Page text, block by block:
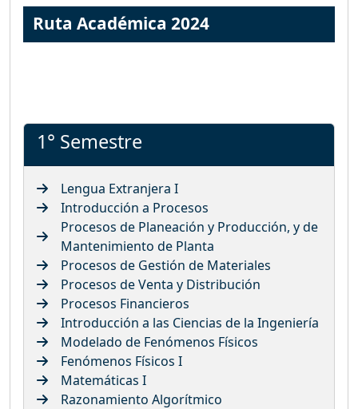
Ruta Académica 2024
1° Semestre
Lengua Extranjera I
Introducción a Procesos
Procesos de Planeación y Producción, y de
Mantenimiento de Planta
Procesos de Gestión de Materiales
Procesos de Venta y Distribución
Procesos Financieros
Introducción a las Ciencias de la Ingeniería
Modelado de Fenómenos Físicos
Fenómenos Físicos I
Matemáticas I
Razonamiento Algorítmico